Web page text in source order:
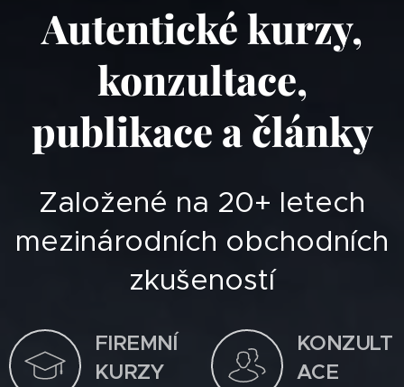
Autentické kurzy,
konzultace,
publikace a články
Založené na 20+ letech
mezinárodních obchodních
zkušeností
FIREMNÍ
KURZY
KONZULT
ACE